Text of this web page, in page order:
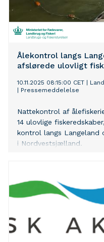
Ålekontrol langs
afslørede ulovligt
10.11.2025 08:15:00 CET
Pressemeddelelse
Nattekontrol af
14 ulovlige
kontrol langs
i Nordvestsjælland.